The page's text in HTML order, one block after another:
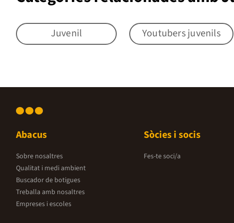
Juvenil Youtubers juvenils
Abacus
Sobre nosaltres
Qualitat i medi ambient
Buscador de botigues
Treballa amb nosaltres
Empreses i escoles
Sòcies i socis
Fes-te soci/a